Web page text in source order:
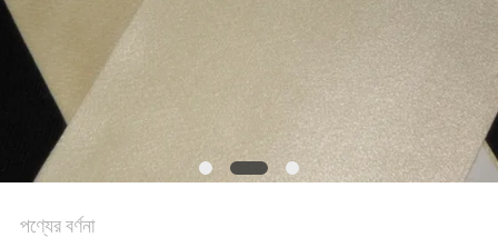
PRIVACY
POLICY
পণ্যের বর্ণনা